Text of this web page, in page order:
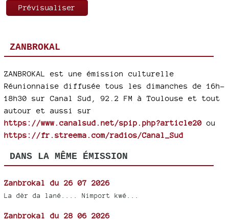
ZANBROKAL
ZANBROKAL est une émission culturelle
Réunionnaise diffusée tous les dimanches de 16h-
18h30 sur Canal Sud, 92.2 FM à Toulouse et tout
autour et aussi sur
https://www.canalsud.net/spip.php?article20 ou
https://fr.streema.com/radios/Canal_Sud
DANS LA MÊME ÉMISSION
Zanbrokal du 26 07 2026
La dèr da lané.... Nimport kwé...
Zanbrokal du 28 06 2026